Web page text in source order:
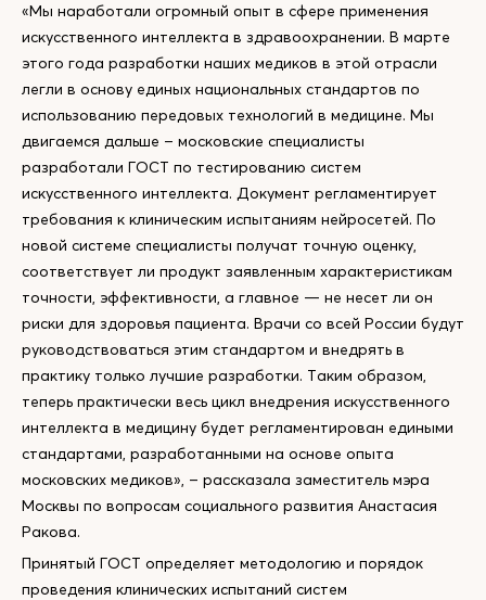
«Мы наработали огромный опыт в сфере применения
искусственного интеллекта в здравоохранении. В марте
этого года разработки наших медиков в этой отрасли
легли в основу единых национальных стандартов по
использованию передовых технологий в медицине. Мы
двигаемся дальше – московские специалисты
разработали ГОСТ по тестированию систем
искусственного интеллекта. Документ регламентирует
требования к клиническим испытаниям нейросетей. По
новой системе специалисты получат точную оценку,
соответствует ли продукт заявленным характеристикам
точности, эффективности, а главное — не несет ли он
риски для здоровья пациента. Врачи со всей России будут
руководствоваться этим стандартом и внедрять в
практику только лучшие разработки. Таким образом,
теперь практически весь цикл внедрения искусственного
интеллекта в медицину будет регламентирован едиными
стандартами, разработанными на основе опыта
московских медиков», – рассказала заместитель мэра
Москвы по вопросам социального развития Анастасия
Ракова.
Принятый ГОСТ определяет методологию и порядок
проведения клинических испытаний систем